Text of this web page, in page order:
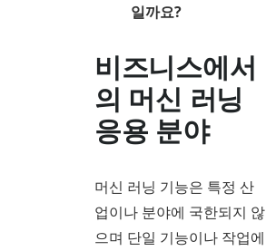
일까요?
비즈니스에서
의 머신 러닝
응용 분야
머신 러닝 기능은 특정 산
업이나 분야에 국한되지 않
으며 단일 기능이나 작업에